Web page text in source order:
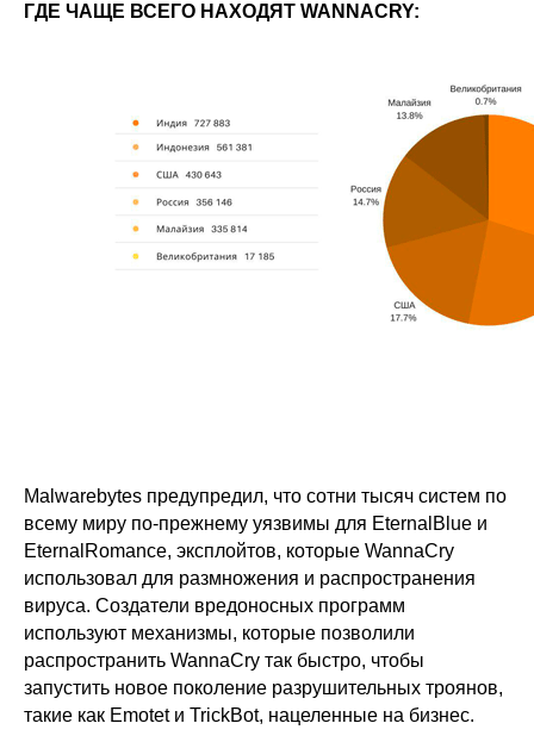
ГДЕ ЧАЩЕ ВСЕГО НАХОДЯТ WANNACRY:
Malwarebytes предупредил, что сотни тысяч систем по
всему миру по-прежнему уязвимы для EternalBlue и
EternalRomance, эксплойтов, которые WannaCry
использовал для размножения и распространения
вируса. Создатели вредоносных программ
используют механизмы, которые позволили
распространить WannaCry так быстро, чтобы
запустить новое поколение разрушительных троянов,
такие как Emotet и TrickBot, нацеленные на бизнес.